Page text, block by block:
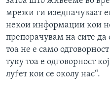
мрежи ги изедначуваат
некои информации кои
препорачувам на сите да
тоа не е само
туку тоа е одговорност
луѓет кои се околу нас“.